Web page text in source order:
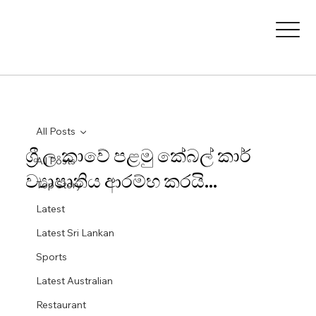
All Posts
Top Story
Latest
Latest Sri Lankan
Sports
Latest Australian
Restaurant
All Posts
ශ්‍රී ලංකාවේ පළමු කේබල් කාර්
ව්‍යාපෘතිය ආරම්භ කරයි...